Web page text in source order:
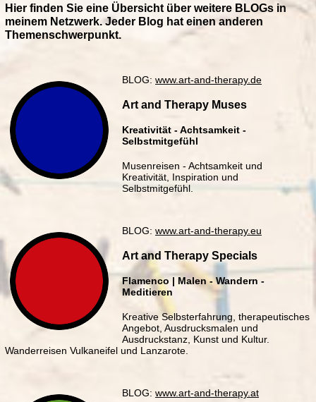
Hier finden Sie eine Übersicht über weitere BLOGs in
meinem Netzwerk. Jeder Blog hat einen anderen
Themenschwerpunkt.
BLOG: www.art-and-therapy.de
Art and Therapy Muses
Kreativität - Achtsamkeit -
Selbstmitgefühl
Musenreisen - Achtsamkeit und
Kreativität, Inspiration und
Selbstmitgefühl.
BLOG: www.art-and-therapy.eu
Art and Therapy Specials
Flamenco | Malen - Wandern -
Meditieren
Kreative Selbsterfahrung, therapeutisches
Angebot, Ausdrucksmalen und
Ausdruckstanz, Kunst und Kultur.
Wanderreisen Vulkaneifel und Lanzarote.
BLOG: www.art-and-therapy.at